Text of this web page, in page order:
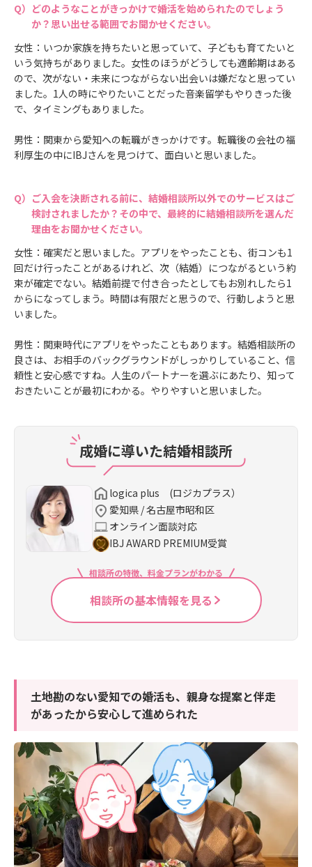
どのようなことがきっかけで婚活を始められたのでしょう
か？思い出せる範囲でお聞かせください。
女性：いつか家族を持ちたいと思っていて、子どもも育てたいと
いう気持ちがありました。女性のほうがどうしても適齢期はある
ので、次がない・未来につながらない出会いは嫌だなと思ってい
ました。1人の時にやりたいことだった音楽留学もやりきった後
で、タイミングもありました。
男性：関東から愛知への転職がきっかけです。転職後の会社の福
利厚生の中にIBJさんを見つけて、面白いと思いました。
ご入会を決断される前に、結婚相談所以外でのサービスはご
検討されましたか？その中で、最終的に結婚相談所を選んだ
理由をお聞かせください。
女性：確実だと思いました。アプリをやったことも、街コンも1
回だけ行ったことがあるけれど、次（結婚）につながるという約
束が確定でない。結婚前提で付き合ったとしてもお別れしたら1
からになってしまう。時間は有限だと思うので、行動しようと思
いました。
男性：関東時代にアプリをやったこともあります。結婚相談所の
良さは、お相手のバックグラウンドがしっかりしていること、信
頼性と安心感ですね。人生のパートナーを選ぶにあたり、知って
おきたいことが最初にわかる。やりやすいと思いました。
成婚に導いた結婚相談所
logica plus (ロジカプラス）
愛知県 / 名古屋市昭和区
オンライン面談対応
IBJ AWARD PREMIUM受賞
相談所の特徴、料金プランがわかる
相談所の基本情報を見る
土地勘のない愛知での婚活も、親身な提案と伴走
があったから安心して進められた